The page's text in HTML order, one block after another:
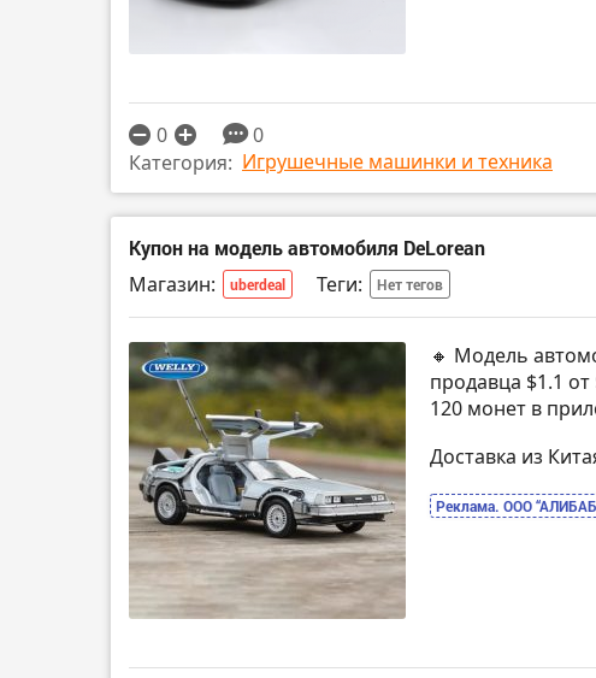
0
0
Категория: Игрушечные машинки и техника
Купон на модель автомобиля DeLorean
Магазин: uberdeal Теги: Нет тегов
🔸 Модель
продавца $1.1
120 монет в
Доставка из
Реклама. ООО